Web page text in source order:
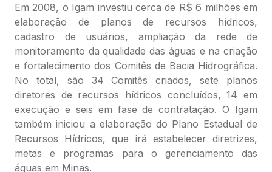
Em 2008, o Igam investiu cerca de R$ 6 milhões em
elaboração de planos de recursos hídricos,
cadastro de usuários, ampliação da rede de
monitoramento da qualidade das águas e na criação
e fortalecimento dos Comitês de Bacia Hidrográfica.
No total, são 34 Comitês criados, sete planos
diretores de recursos hídricos concluídos, 14 em
execução e seis em fase de contratação. O Igam
também iniciou a elaboração do Plano Estadual de
Recursos Hídricos, que irá estabelecer diretrizes,
metas e programas para o gerenciamento das
águas em Minas.